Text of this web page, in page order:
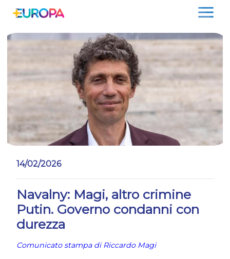
14/02/2026
Navalny: Magi, altro crimine
Putin. Governo condanni con
durezza
Comunicato stampa di Riccardo Magi